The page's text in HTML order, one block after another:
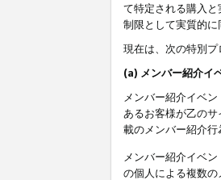
て特定される購入
制限として実質的に
現在は、次の特別プ
(a) メンバー紹介イ
メンバー紹介イベン
あるお客様が乙の
載のメンバー紹介
メンバー紹介イベ
の個人による複数